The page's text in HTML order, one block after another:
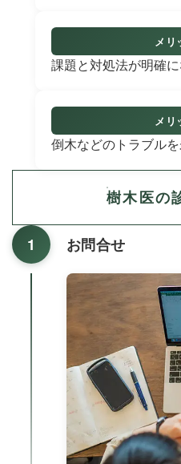
課題と対処法が明確
倒木などのトラブル
樹木医の
1 お問合せ